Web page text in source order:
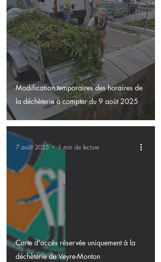
Modification temporaires des horaires de
la déchèterie à compter du 9 août 2025
Carte d'accès réservée uniquement à la
déchèterie de Veyre-Monton
7 août 2025 1 min de lecture